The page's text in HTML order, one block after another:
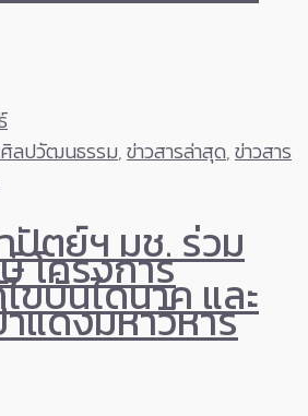
ศิลปวัฒนธรรม,ข่าวสารล่าสุด,ข่าวสาร
ปัตย์ฯ มช. ร่วม
โครงการ
ขบันไดนาค และ
แดงมหาวิหาร